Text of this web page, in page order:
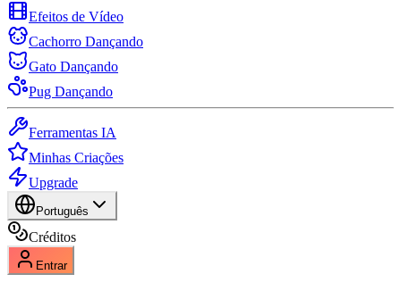
Efeitos de Vídeo
Cachorro Dançando
Gato Dançando
Pug Dançando
Ferramentas IA
Minhas Criações
Upgrade
Português
Créditos
Entrar